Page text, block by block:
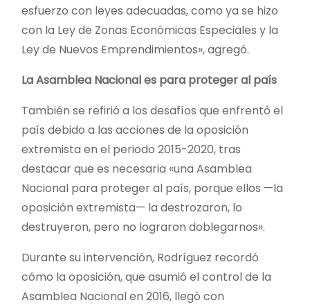
esfuerzo con leyes adecuadas, como ya se hizo
con la Ley de Zonas Económicas Especiales y la
Ley de Nuevos Emprendimientos», agregó.
La Asamblea Nacional es para proteger al país
También se refirió a los desafíos que enfrentó el
país debido a las acciones de la oposición
extremista en el periodo 2015-2020, tras
destacar que es necesaria «una Asamblea
Nacional para proteger al país, porque ellos —la
oposición extremista— la destrozaron, lo
destruyeron, pero no lograron doblegarnos».
Durante su intervención, Rodríguez recordó
cómo la oposición, que asumió el control de la
Asamblea Nacional en 2016, llegó con